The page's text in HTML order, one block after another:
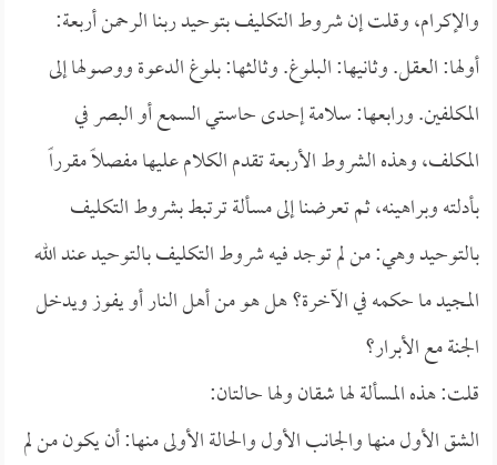
والإكرام، وقلت إن شروط التكليف بتوحيد ربنا الرحمن أربعة:
أولها: العقل. وثانيها: البلوغ. وثالثها: بلوغ الدعوة ووصولها إلى
المكلفين. ورابعها: سلامة إحدى حاستي السمع أو البصر في
المكلف، وهذه الشروط الأربعة تقدم الكلام عليها مفصلاً مقرراً
بأدلته وبراهينه، ثم تعرضنا إلى مسألة ترتبط بشروط التكليف
بالتوحيد وهي: من لم توجد فيه شروط التكليف بالتوحيد عند الله
المجيد ما حكمه في الآخرة؟ هل هو من أهل النار أو يفوز ويدخل
الجنة مع الأبرار؟
قلت: هذه المسألة لها شقان ولها حالتان:
الشق الأول منها والجانب الأول والحالة الأولى منها: أن يكون من لم